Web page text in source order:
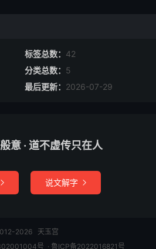
法师指挥。
剑印符命等布列於前。存祖师在
右。候所克时到，先烧符催牒，
，所差之将。存念秘咒：□咦□□
有雷声。如无雷声，东北方亦有云
汉。
摄，急急如律令。中指中文。
标签总数： 42
分类总数： 5
最后更新： 2026-07-29
意 · 道不虚传只在人
 说文解字 
2026 天玉宫
号 ​​​ · 鲁ICP备2022016821号